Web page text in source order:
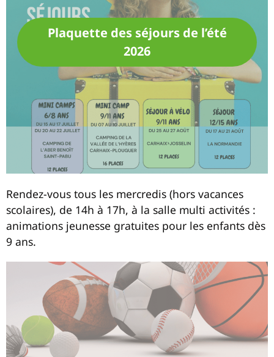
Plaquette des séjours de l’été
2026
Rendez-vous tous les mercredis (hors vacances
scolaires), de 14h à 17h, à la salle multi activités :
animations jeunesse gratuites pour les enfants dès
9 ans.